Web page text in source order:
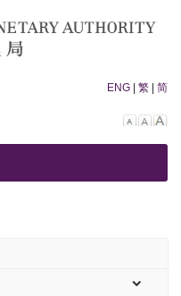
ENG | 繁 | 简
Reset